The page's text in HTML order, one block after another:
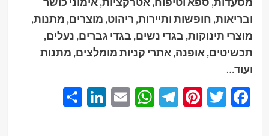
ובריאות, חופשות ותיירות, ריהוט, מוצרים, מתנות,
מוצרי תינוקות, בגדי נשים, בגדי גברים, נעלים,
תכשיטים, אופנה, אתרי קניות מומלצים, מתנות
ועוד…
Facebook
Twitter
Pinterest
Telegram
WhatsApp
Email
LinkedIn